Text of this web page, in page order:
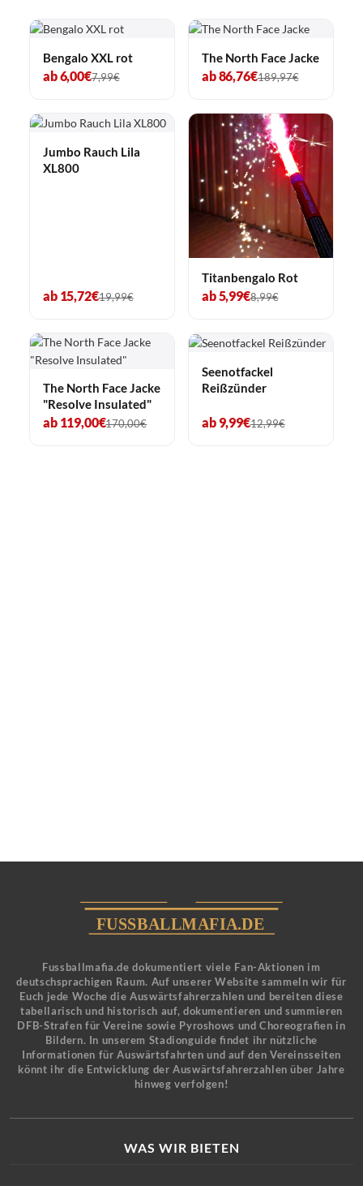
Bengalo XXL rot
ab 6,00€7,99€
The North Face Jacke
ab 86,76€189,97€
Jumbo Rauch Lila
XL800
ab 15,72€19,99€
Titanbengalo Rot
ab 5,99€8,99€
The North Face Jacke
"Resolve Insulated"
ab 119,00€170,00€
Seenotfackel
Reißzünder
ab 9,99€12,99€
Fussballmafia.de dokumentiert viele Fan-Aktionen im
deutschsprachigen Raum. Auf unserer Website sammeln wir für
Euch jede Woche die Auswärtsfahrerzahlen und bereiten diese
tabellarisch und historisch auf, dokumentieren und summieren
DFB-Strafen für Vereine sowie Pyroshows und Choreografien in
Bildern. In unserem Stadionguide findet ihr nützliche
Informationen für Auswärtsfahrten und auf den Vereinsseiten
könnt ihr die Entwicklung der Auswärtsfahrerzahlen über Jahre
hinweg verfolgen!
WAS WIR BIETEN